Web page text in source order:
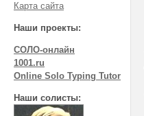
Карта сайта
Наши проекты:
СОЛО-онлайн
1001.ru
Online Solo Typing Tutor
Наши солисты: